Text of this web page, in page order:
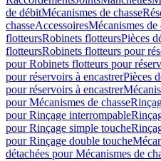
de débitMécanismes de chasse
chasseAccessoiresMécanismes de
flotteursRobinets flotteursPièces
flotteursRobinets flotteurs pour
pour Robinets flotteurs pour
pour réservoirs à encastrerPièces
pour réservoirs à encastrer
pour Mécanismes de chasse
pour Rinçage interrompable
pour Rinçage simple touche
pour Rinçage double touche
détachées pour Mécanismes de